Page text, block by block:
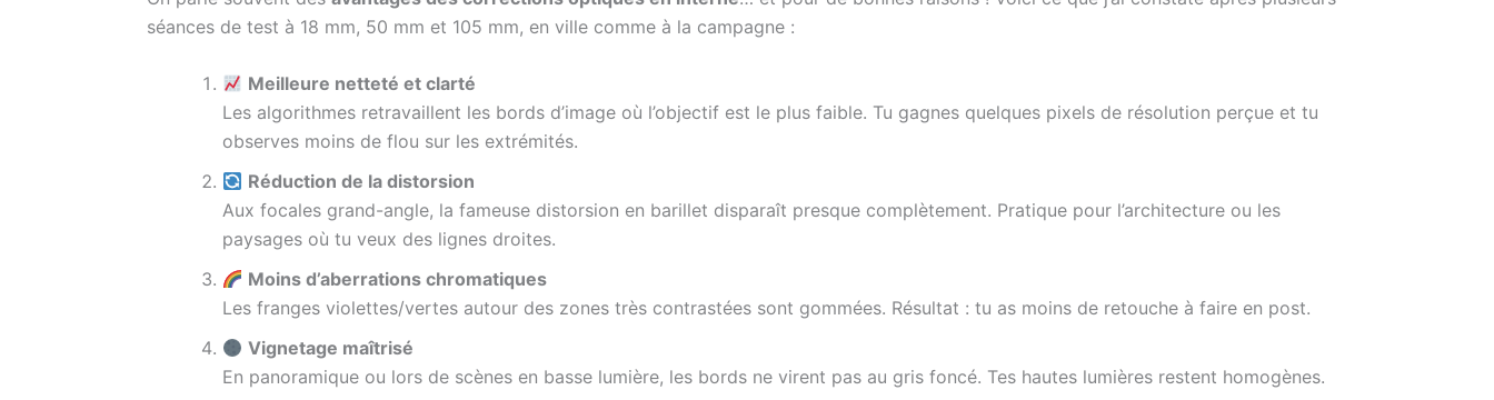
séances de test à 18 mm, 50 mm et 105 mm, en ville comme à la campagne :
Meilleure netteté et clarté
Les algorithmes retravaillent les bords d’image où l’objectif est le plus faible. Tu gagnes quelques pixels de résolution perçue et tu
observes moins de flou sur les extrémités.
Réduction de la distorsion
Aux focales grand-angle, la fameuse distorsion en barillet disparaît presque complètement. Pratique pour l’architecture ou les
paysages où tu veux des lignes droites.
Moins d’aberrations chromatiques
Les franges violettes/vertes autour des zones très contrastées sont gommées. Résultat : tu as moins de retouche à faire en post.
Vignetage maîtrisé
En panoramique ou lors de scènes en basse lumière, les bords ne virent pas au gris foncé. Tes hautes lumières restent homogènes.